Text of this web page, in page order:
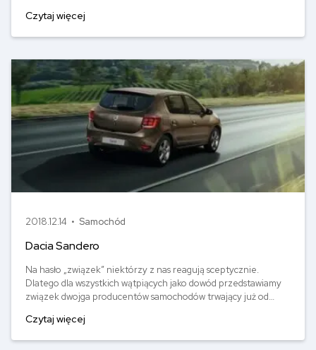
ubezpieczenie OC? I wreszcie, jak to wszystko się zaczęło? O
Czytaj więcej
2018.12.14 • Samochód
Dacia Sandero
Na hasło „związek” niektórzy z nas reagują sceptycznie.
Dlatego dla wszystkich wątpiących jako dowód przedstawiamy
związek dwojga producentów samochodów trwający już od
ponieważ współpraca dotyczy francuskiego Renaulta oraz
Czytaj więcej